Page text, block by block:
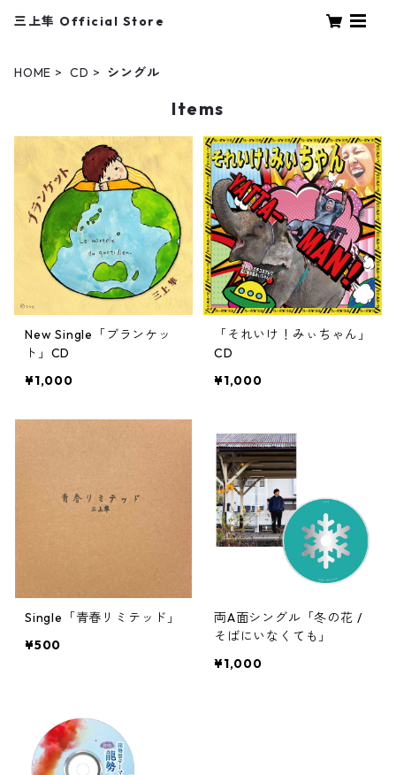
三上隼 Official Store
HOME CD シングル
Items
New Single「ブランケッ
ト」CD
¥1,000
「それいけ！みぃちゃん」
CD
¥1,000
Single「青春リミテッド」
¥500
両A面シングル「冬の花 /
そばにいなくても」
¥1,000